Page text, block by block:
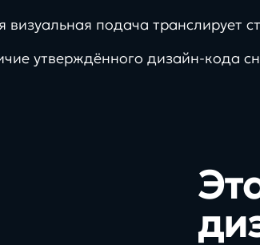
62%
визуальная подача транслирует
утверждённого дизайн-кода